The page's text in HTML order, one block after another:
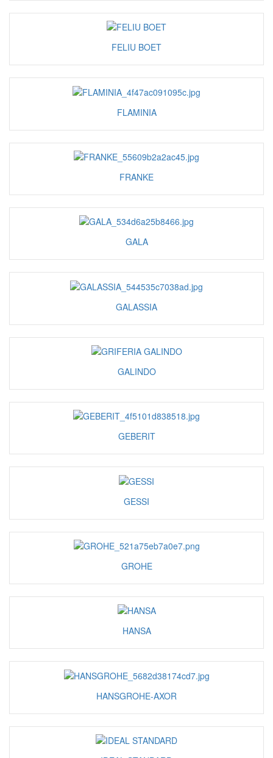
FELIU BOET
FLAMINIA
FRANKE
GALA
GALASSIA
GALINDO
GEBERIT
GESSI
GROHE
HANSA
HANSGROHE-AXOR